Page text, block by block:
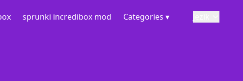
sprunki incredibox mod Categories ▾